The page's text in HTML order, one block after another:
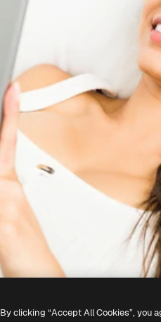
By clicking “Accept All Cookies”, you